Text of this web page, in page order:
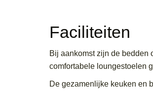
Faciliteiten
Bij aankomst zijn de bedden
comfortabele loungestoelen
De gezamenlijke keuken en